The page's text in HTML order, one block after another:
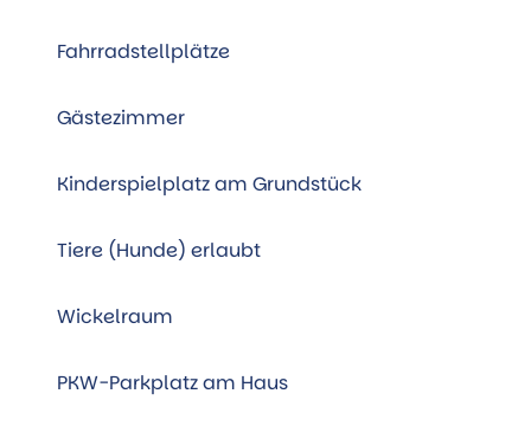
Fahrradstellplätze
Gästezimmer
Kinderspielplatz am Grundstück
Tiere (Hunde) erlaubt
Wickelraum
PKW-Parkplatz am Haus